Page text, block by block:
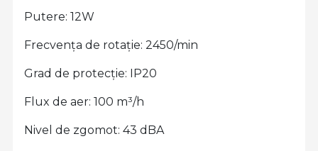
Putere: 12W
Frecvența de rotație: 2450/min
Grad de protecție: IP20
Flux de aer: 100 m³/h
Nivel de zgomot: 43 dBA